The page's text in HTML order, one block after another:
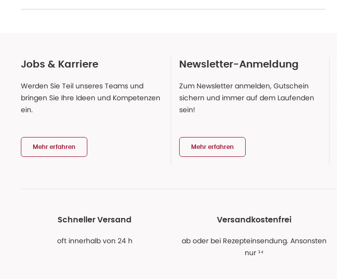
Jobs & Karriere
Werden Sie Teil unseres Teams und
bringen Sie Ihre Ideen und Kompetenzen
ein.
Mehr erfahren
Newsletter-Anmeldung
Zum Newsletter anmelden, Gutschein
sichern und immer auf dem Laufenden
sein!
Mehr erfahren
Schneller Versand
oft innerhalb von 24 h
Versandkostenfrei
ab oder bei Rezepteinsendung. Ansonsten
nur ¹⁴